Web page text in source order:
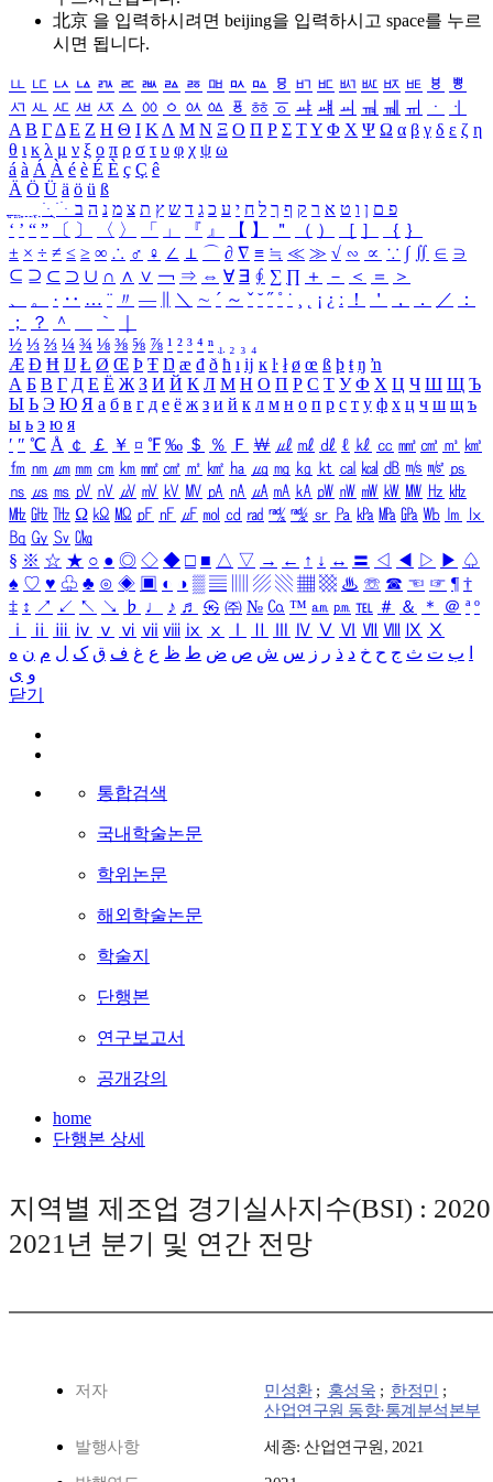
北京 을 입력하시려면 beijing을 입력하시고 space를 누르
시면 됩니다.
ㅥ ㅦ ㅧ ㅨ ㅩ ㅪ ㅫ ㅬ ㅭ ㅮ ㅯ ㅰ ㅱ ㅲ ㅳ ㅴ ㅵ ㅶ ㅷ ㅸ
ㅹ
ㅺ ㅻ ㅼ ㅽ ㅾ ㅿ ㆀ ㆁ ㆂ ㆃ ㆄ ㆅ ㆆ ㆇ ㆈ ㆉ ㆊ ㆋ ㆌ ㆍ
ㆎ
Α Β ΓΔ Ε Ζ Η Θ Ι ΚΛ Μ Ν Ξ Ο Π Ρ Σ ΤΥ Φ Χ Ψ Ω α β γ δ ε ζ η
θ ι κ λ μ ν ξ ο π ρ σ τ υ φ χ ψ ω
á à Á À é è É È ç Ç ê
Ä Ö Ü ä ö ü ß
ִֶֹ ֻּ ׁׂ פ ם ן ו ט א ר ק ף ך ל ח י ע כ ג ד ש ץ ת צ מ נ ה ב
‘ ’ “ ” 〔 〕 〈 〉 「 」 『 』 【 】 ＂ （ ） ［ ］ ｛ ｝
± × ÷ ≠ ≤ ≥ ∞ ∴ ♂ ♀ ∠ ⊥ ⌒ ∂ ∇ ≡ ≒ ≪ ≫ √ ∽ ∝ ∵ ∫ ∬ ∈ ∋
⊆ ⊇ ⊂ ⊃ ∪ ∩ ∧ ∨ ￢ ⇒ ⇔ ∀ ∃ ∮ ∑ ∏ ＋ － ＜ ＝
＞
、
。 · ‥ … ¨ 〃 ― ＼ ∼ ´ ～ ˇ ˘ ˝ ˚ ˙ ¸ ¡ ¿ ː ！ ＇ ， ． ／
：
；
？ ＾ ｀
½ ⅓ ⅔ ¼ ¾ ⅛ ⅜ ⅝ ⅞ ¹ ² ³ ⁴ ⁿ ₁ ₂ ₃ ₄
Æ Ð Ħ Ĳ Ł Ø Œ Þ Ŧ Ŋ æ đ ð ħ ı ĳ ĸ ŀ ł ø œ ß þ ŧ ŋ ŉ
А Б В Г Д Е Ё Ж З И Й К Л М Н О П Р С Т У Ф Х Ц Ч Ш Щ Ъ
Ы Ь Э Ю Я а б в г д е ё ж з и й к л м н о п р с т у ф х ц ч ш щ ъ
ы ь э ю я
′ ″ ℃ Å ￠ ￡ ￥ ¤ ℉ ‰ ＄ ％ Ｆ ￦ ㎕ ㎖ ㎗ ℓ ㎘ ㏄ ㎣ ㎤ ㎥ ㎦
㎙ ㎚ ㎛ ㎜ ㎝ ㎞ ㎟ ㎠ ㎡ ㎢ ㏊ ㎍ ㎎ ㎏ ㏏ ㎈ ㎉ ㏈ ㎧ ㎨ ㎰
㎱ ㎲ ㎳ ㎴ ㎵ ㎶ ㎷ ㎸ ㎹ ㎀ ㎁ ㎂ ㎃ ㎄ ㎺ ㎻ ㎽ ㎾ ㎿ ㎐ ㎑
㎒ ㎓ ㎔ Ω ㏀ ㏁ ㎊ ㎋ ㎌ ㏖ ㏅ ㎭ ㎮ ㎯ ㏛ ㎩ ㎪ ㎫ ㎬ ㏝ ㏐
㏓
㏃ ㏉ ㏜ ㏆
§ ※ ☆ ★ ○ ● ◎ ◇ ◆ □ ■ △ ▽ → ← ↑ ↓ ↔ 〓 ◁ ◀ ▷ ▶ ♤
♠ ♡ ♥ ♧ ♣ ⊙ ◈ ▣ ◐ ◑ ▒ ▤ ▨ ▧ ▦ ▩ ♨ ☏ ☎ ☜ ☞ ¶ †
‡ ↕ ↗ ↙ ↖ ↘ ♭ ♩ ♪ ♬ ㉿ ㈜ № ㏇ ™ ㏂ ㏘ ℡ ＃ ＆ ＊ ＠ ª º
ⅰ
ⅱ ⅲ ⅳ ⅴ ⅵ ⅶ ⅷ ⅸ ⅹ Ⅳ Ⅴ Ⅵ Ⅶ Ⅷ Ⅸ Ⅹ
ب ت ث ج ح خ د ذ ر ز س ش ص ض ط ظ ع غ ف ق ک ل م ن ه
و ی
닫기
통합검색
국내학술논문
학위논문
해외학술논문
학술지
단행본
연구보고서
공개강의
home
단행본 상세
지역별 제조업 경기실사지수(BSI) :
2021년 분기 및 연간 전망
저자 민성환; 홍성욱 ; 한정민 ;
산업연구원 동향·통계분석본부
발행사항 세종: 산업연구원, 2021